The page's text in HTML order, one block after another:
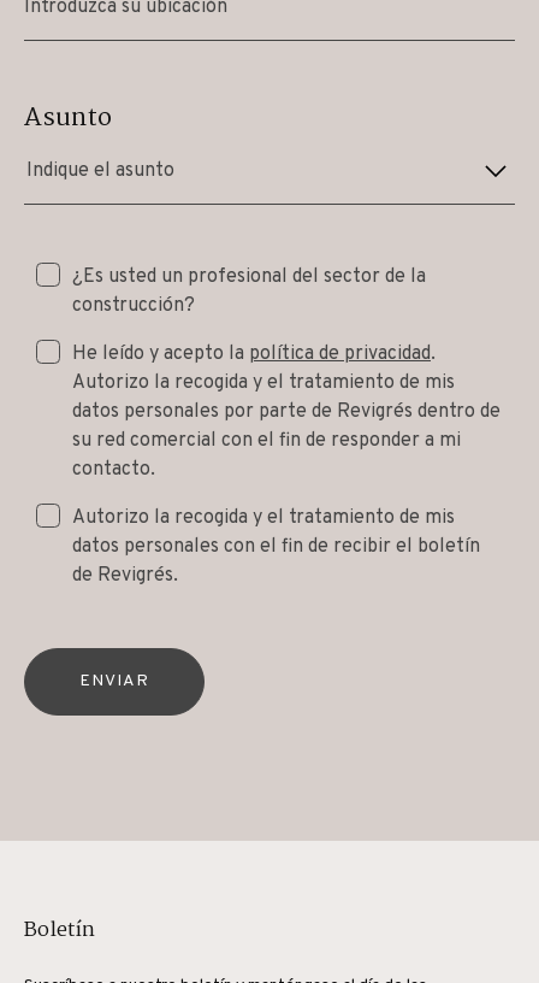
Asunto
Indique el asunto
¿Es usted un profesional del sector de la
construcción?
He leído y acepto la política de privacidad.
Autorizo la recogida y el tratamiento de mis
datos personales por parte de Revigrés dentro de
su red comercial con el fin de responder a mi
contacto.
Autorizo la recogida y el tratamiento de mis
datos personales con el fin de recibir el boletín
de Revigrés.
ENVIAR
Boletín